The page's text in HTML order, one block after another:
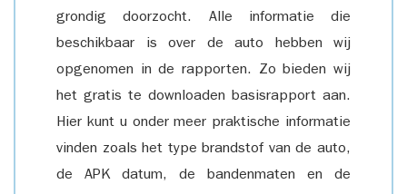
grondig doorzocht. Alle informatie die
beschikbaar is over de auto hebben wij
opgenomen in de rapporten. Zo bieden wij
het gratis te downloaden basisrapport aan.
Hier kunt u onder meer praktische informatie
vinden zoals het type brandstof van de auto,
de APK datum, de bandenmaten en de